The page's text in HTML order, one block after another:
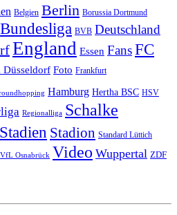
Belgien Berlin Borussia Dortmund
Bundesliga BVB Deutschland
England Essen FansFC
Düsseldorf Foto Frankfurt
Hamburg Hertha BSC HSV
Regionalliga Schalke
Stadien Stadion Standard Lüttich
VfL Osnabrück Video Wuppertal ZDF